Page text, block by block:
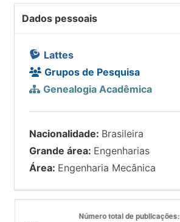
Dados pessoais
Lattes
Grupos de Pesquisa
Genealogia Acadêmica
Nacionalidade: Brasileira
Grande área: Engenharias
Área: Engenharia Mecânica